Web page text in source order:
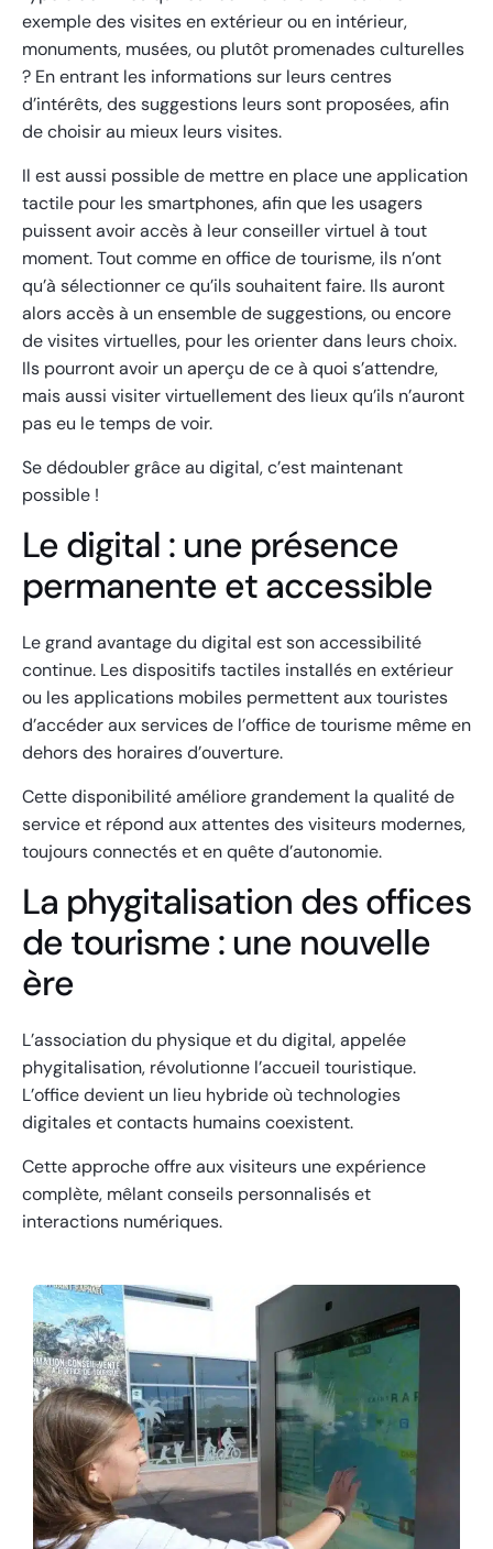
exemple des visites en extérieur ou en intérieur,
monuments, musées, ou plutôt promenades culturelles
? En entrant les informations sur leurs centres
d’intérêts, des suggestions leurs sont proposées, afin
de choisir au mieux leurs visites.
Il est aussi possible de mettre en place une application
tactile pour les smartphones, afin que les usagers
puissent avoir accès à leur conseiller virtuel à tout
moment. Tout comme en office de tourisme, ils n’ont
qu’à sélectionner ce qu’ils souhaitent faire. Ils auront
alors accès à un ensemble de suggestions, ou encore
de visites virtuelles, pour les orienter dans leurs choix.
Ils pourront avoir un aperçu de ce à quoi s’attendre,
mais aussi visiter virtuellement des lieux qu’ils n’auront
pas eu le temps de voir.
Se dédoubler grâce au digital, c’est maintenant
possible !
Le digital : une présence
permanente et accessible
Le grand avantage du digital est son accessibilité
continue. Les dispositifs tactiles installés en extérieur
ou les applications mobiles permettent aux touristes
d’accéder aux services de l’office de tourisme même en
dehors des horaires d’ouverture.
Cette disponibilité améliore grandement la qualité de
service et répond aux attentes des visiteurs modernes,
toujours connectés et en quête d’autonomie.
La phygitalisation des offices
de tourisme : une nouvelle
ère
L’association du physique et du digital, appelée
phygitalisation, révolutionne l’accueil touristique.
L’office devient un lieu hybride où technologies
digitales et contacts humains coexistent.
Cette approche offre aux visiteurs une expérience
complète, mêlant conseils personnalisés et
interactions numériques.